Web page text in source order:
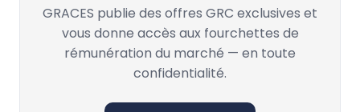
GRACES publie des offres GRC exclusives et
vous donne accès aux fourchettes de
rémunération du marché — en toute
confidentialité.